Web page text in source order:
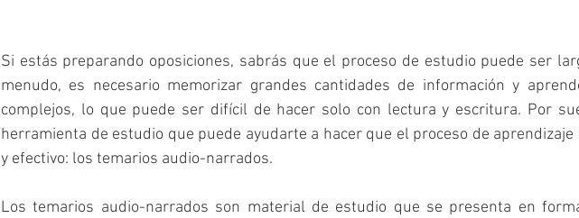
Si estás preparando oposiciones, sabrás que el proceso de estudio puede ser
menudo, es necesario memorizar grandes cantidades de información y
complejos, lo que puede ser difícil de hacer solo con lectura y escritura. Por
herramienta de estudio que puede ayudarte a hacer que el proceso de aprendizaje
y efectivo: los temarios audio-narrados.
Los temarios audio-narrados son material de estudio que se presenta en